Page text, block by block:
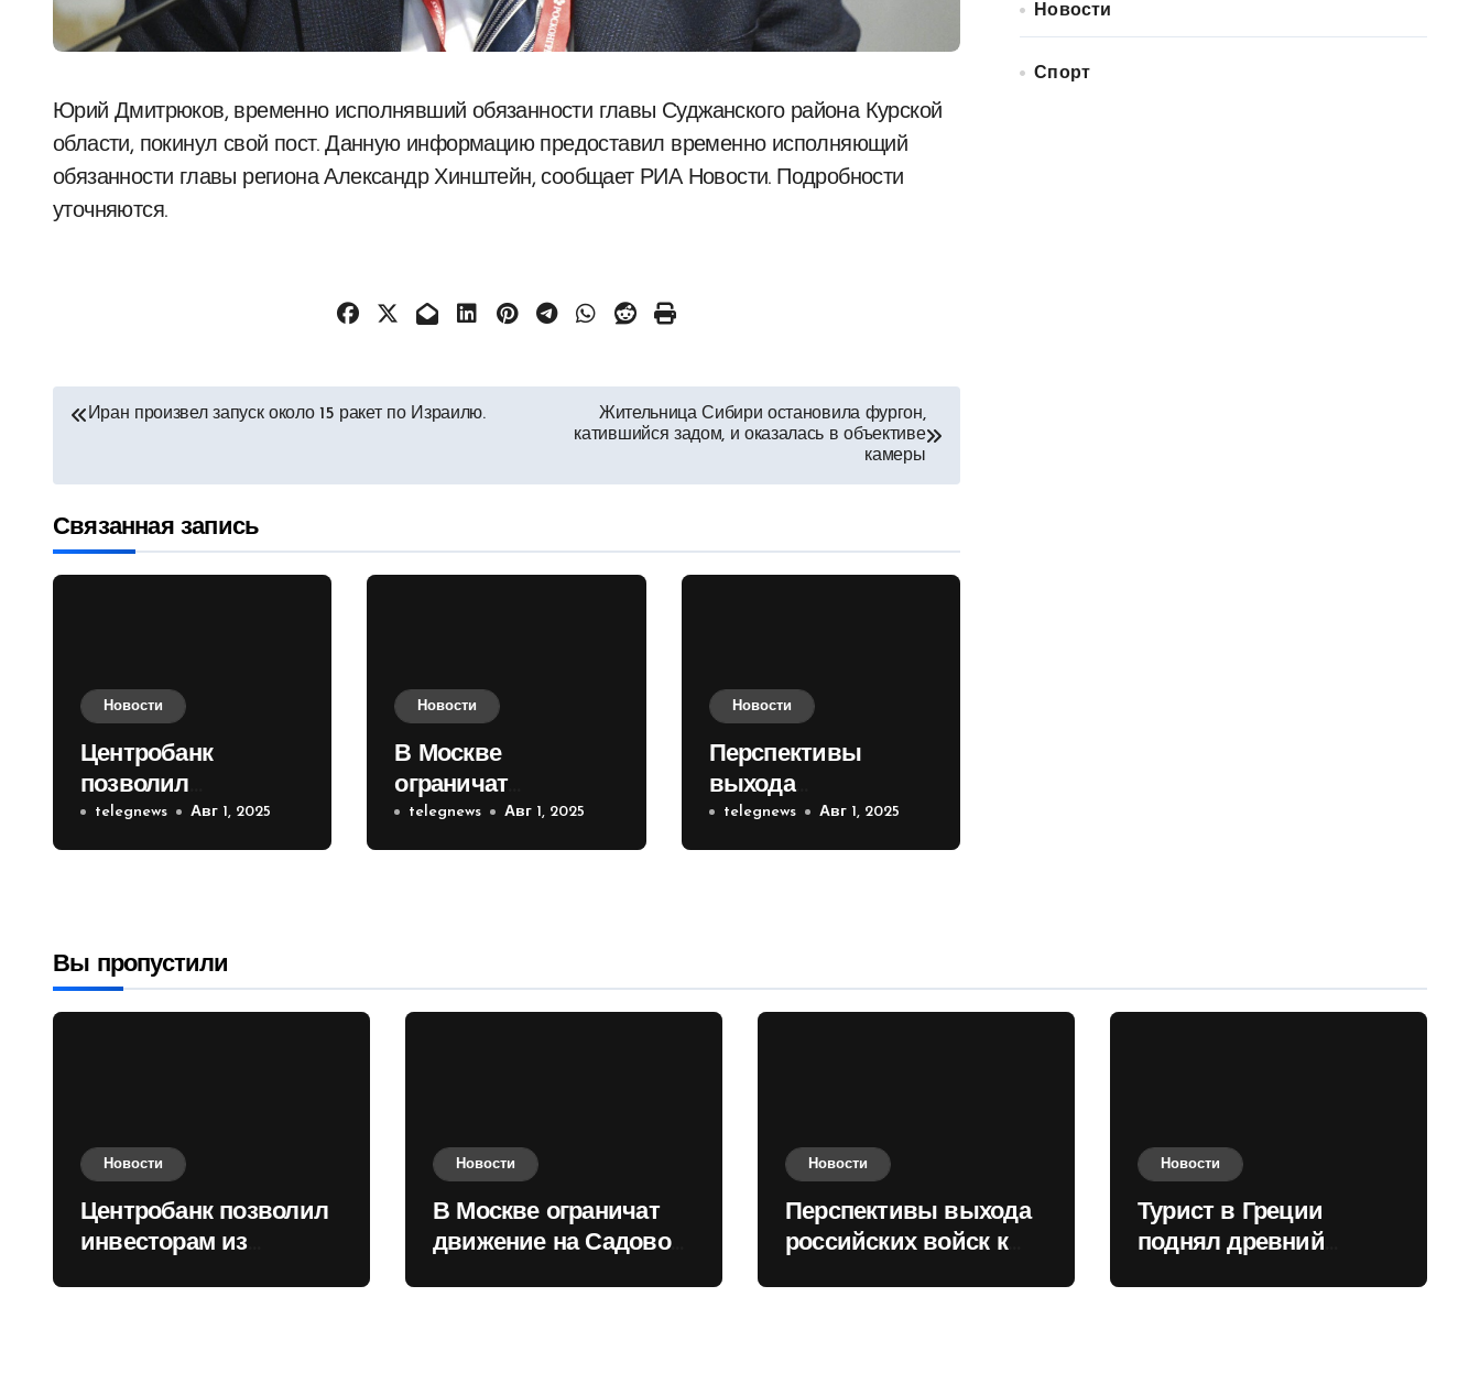
Юрий Дмитрюков, временно исполнявший обязанности главы Суджанского района Курской
области, покинул свой пост. Данную информацию предоставил временно исполняющий
обязанности главы региона Александр Хинштейн, сообщает РИА Новости. Подробности
уточняются.
Навигация
Иран произвел запуск около 15 ракет по Израилю.
Жительница Сибири остановила фургон,
катившийся задом, и оказалась в объективе
камеры
Связанная запись
Новости
Центробанк
позволил
инвесторам из
враждебных
telegnews Авг 1, 2025
Новости
В Москве
ограничат
движение на
Садовом кольце
telegnews Авг 1, 2025
Новости
Перспективы
выхода
российских войск к
Киеву зимой
telegnews Авг 1, 2025
Новости
Спорт
Вы пропустили
Новости
Центробанк позволил
инвесторам из
Новости
В Москве ограничат
движение на Садовом
Новости
Перспективы выхода
российских войск к
Новости
Турист в Греции
поднял древний